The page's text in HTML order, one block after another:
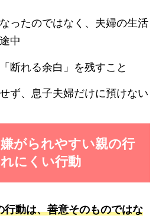
ったのではなく、夫婦の生活
中
断れる余白」を残すこと
ず、息子夫婦だけに預けない
がられやすい親の行
にくい行動
行動は、善意そのものではな